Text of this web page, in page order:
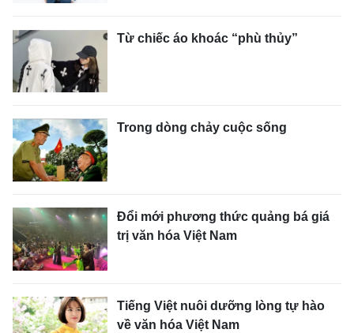
Từ chiếc áo khoác “phù thủy”
Trong dòng chảy cuộc sống
Đổi mới phương thức quảng bá giá
trị văn hóa Việt Nam
Tiếng Việt nuôi dưỡng lòng tự hào
về văn hóa Việt Nam